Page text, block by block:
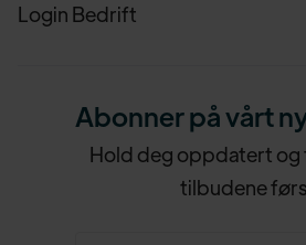
Login Bedrift
Abonner på vårt
Hold deg oppdatert og
tilbudene